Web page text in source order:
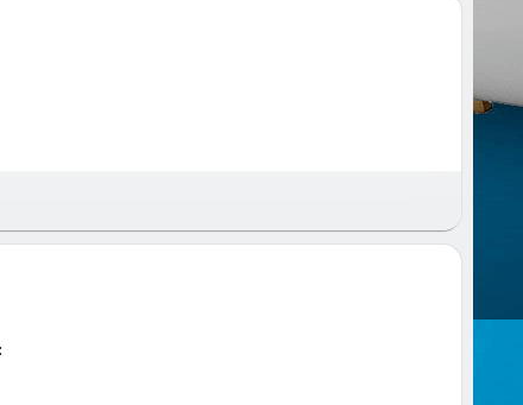
и предупреждаем за час до приезда.